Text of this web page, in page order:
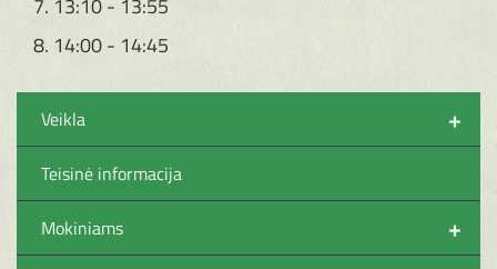
7. 13:10 - 13:55
8. 14:00 - 14:45
+
Veikla
Teisinė informacija
+
Mokiniams